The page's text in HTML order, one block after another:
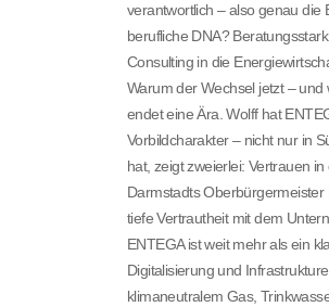
verantwortlich – also genau die
berufliche DNA?
Consulting in die
Warum der Wechsel jetzt –
endet eine Ära. Wolff hat
Vorbildcharakter – nicht nur in
hat, zeigt zweierlei: Vertrauen
Darmstadts Oberbürgermeister
tiefe Vertrautheit mit dem
ENTEGA ist weit mehr als ein
Digitalisierung und
klimaneutralem Gas,